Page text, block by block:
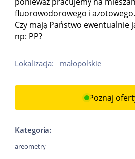
fluorowodorowego i azotowego.
Czy mają Państwo ewentualnie
np: PP?
Lokalizacja: małopolskie
Poznaj
Kategoria:
areometry